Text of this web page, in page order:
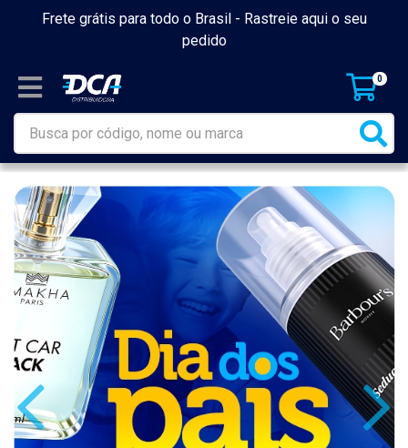
Frete grátis para todo o Brasil - Rastreie aqui o seu
pedido
0